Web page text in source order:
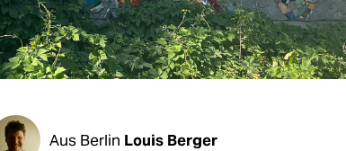
Aus Berlin Louis Berger